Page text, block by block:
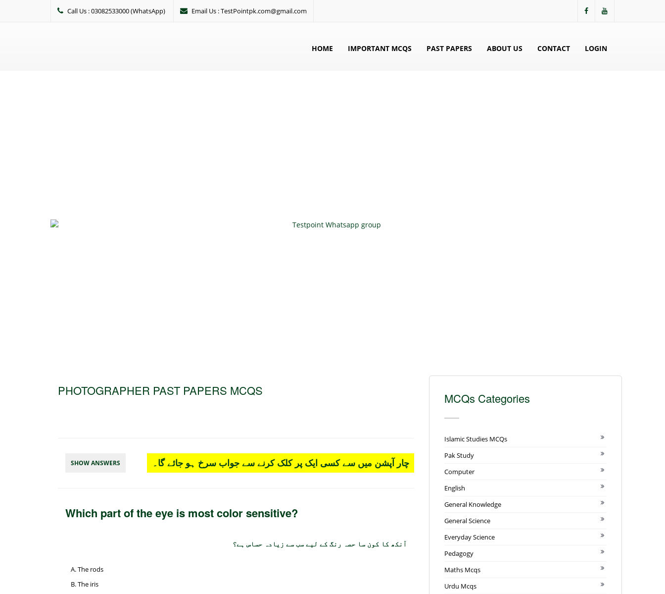
Call Us : 03082533000 (WhatsApp) Email Us : TestPointpk.com@gmail.com
HOME IMPORTANT MCQS PAST PAPERS ABOUT US CONTACT LOGIN
PHOTOGRAPHER PAST PAPERS MCQS
SHOW ANSWERS چار آپشن میں سے کسی ایک پر کلک کرنے سے جواب سرخ ہو جائے گا۔
Which part of the eye is most color sensitive?
آنکھ کا کون سا حصہ رنگ کے لیے سب سے زیادہ حساس ہے؟
The rods
The iris
MCQs Categories
Islamic Studies MCQs
Pak Study
Computer
English
General Knowledge
General Science
Everyday Science
Pedagogy
Maths Mcqs
Urdu Mcqs